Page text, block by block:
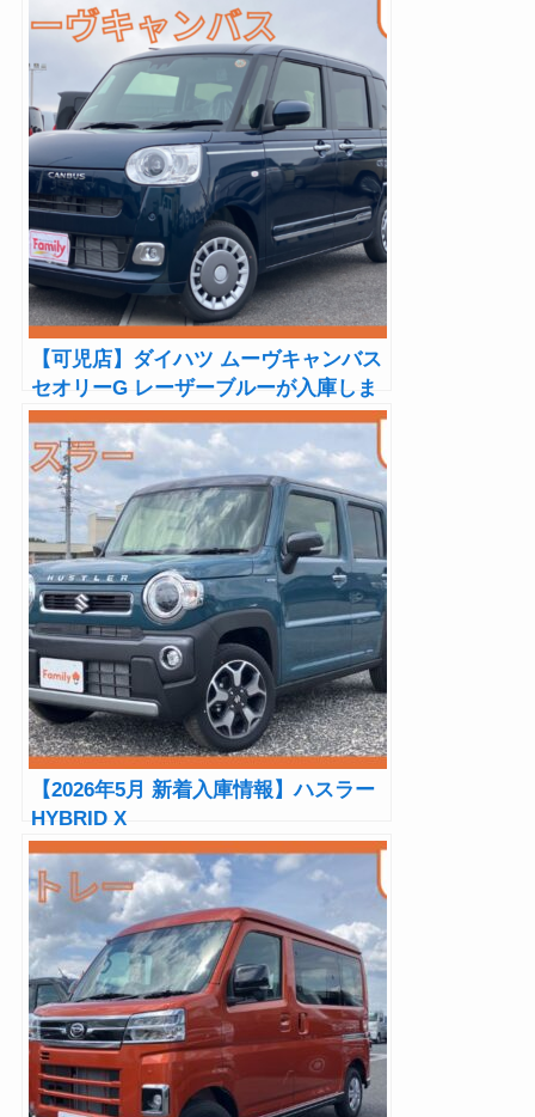
【可児店】ダイハツ ムーヴキャンバス
セオリーG レーザーブルーが入庫しま
した！
【2026年5月 新着入庫情報】ハスラー
HYBRID X